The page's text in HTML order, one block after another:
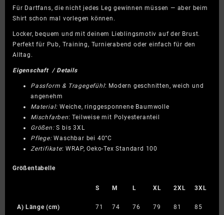
Für Dartfans, die nicht jedes Leg gewinnen müssen — aber beim
Shirt schon mal vorlegen können.
Locker, bequem und mit deinem Lieblingsmotiv auf der Brust.
Perfekt für Pub, Training, Turnierabend oder einfach für den
Alltag.
Eigenschaft / Details
Passform & Tragegefühl: Modern geschnitten, weich und
angenehm
Material: Weiche, ringgesponnene Baumwolle
Mischfarben: Teilweise mit Polyesteranteil
Größen:S bis 3XL
Pflege:Waschbar bei 40°C
Zertifikate: WRAP, Oeko-Tex Standard 100
Größentabelle
S M L XL 2XL 3XL
A) Länge (cm) 71 74 76 79 81 85